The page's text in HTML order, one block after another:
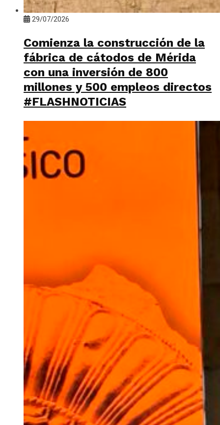
29/07/2026
Comienza la construcción de la
fábrica de cátodos de Mérida
con una inversión de 800
millones y 500 empleos directos
#FLASHNOTICIAS